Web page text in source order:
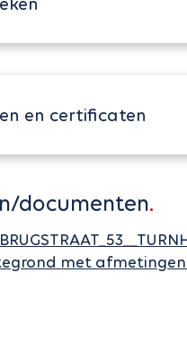
en certificaten
documenten
met